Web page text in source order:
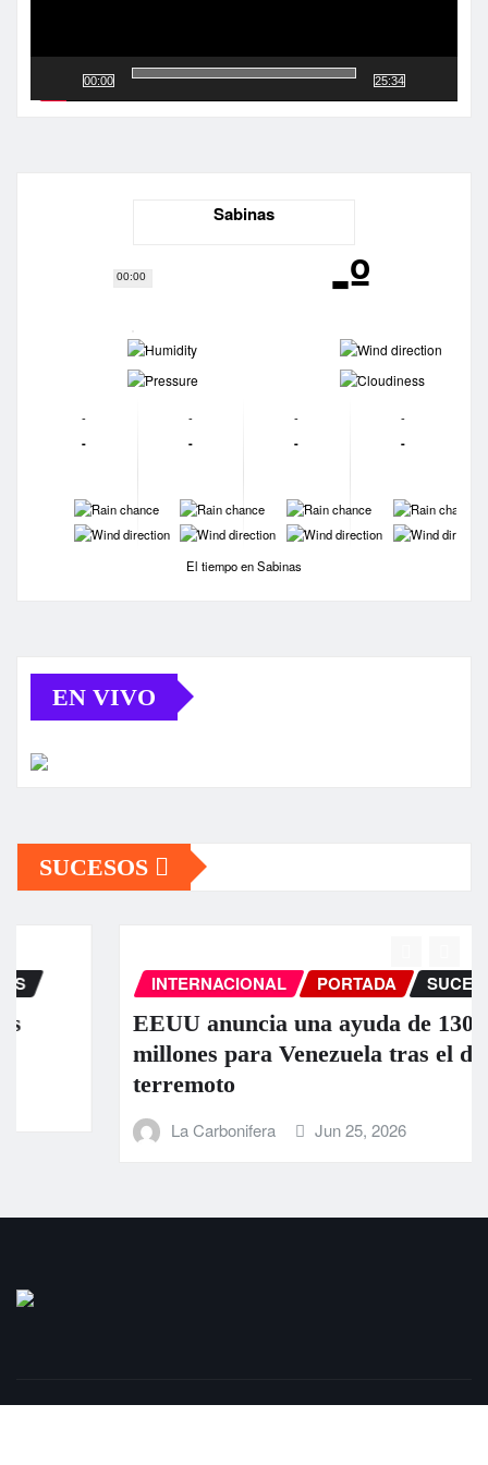
00:00
00:00
25:34
Sabinas
-º
-
-
-
-
-
-
-
-
-
-
-
-
-
-
-
-
-
-
-
-
El tiempo en Sabinas
EN VIVO
SUCESOS
INTERNACIONAL PORTADA SUCESOS
EEUU anuncia una ayuda de 130
millones para Venezuela tras el doble
terremoto
La Carbonifera Jun 25, 2026